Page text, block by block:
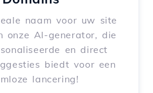
naam voor uw site
onze AI-generator, die
en direct
biedt voor een
lancering!